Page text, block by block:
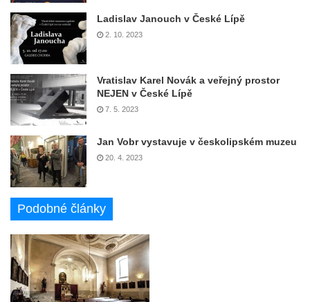
Ladislav Janouch v České Lípě
2. 10. 2023
Vratislav Karel Novák a veřejný prostor
NEJEN v České Lípě
7. 5. 2023
Jan Vobr vystavuje v českolipském muzeu
20. 4. 2023
Podobné články